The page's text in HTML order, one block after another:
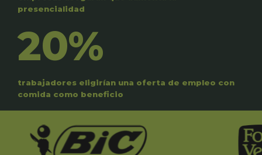
presencialidad
20%
trabajadores eligirían una oferta de empleo con
comida como beneficio